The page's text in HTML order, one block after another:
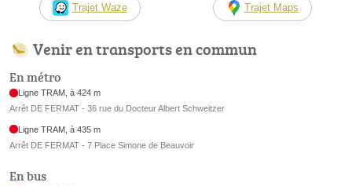
Trajet Waze Trajet Maps
Venir en transports en commun
En métro
Ligne TRAM, à 424 m
Arrêt DE FERMAT - 36 rue du Docteur Albert Schweitzer
Ligne TRAM, à 435 m
Arrêt DE FERMAT - 7 Place Simone de Beauvoir
En bus